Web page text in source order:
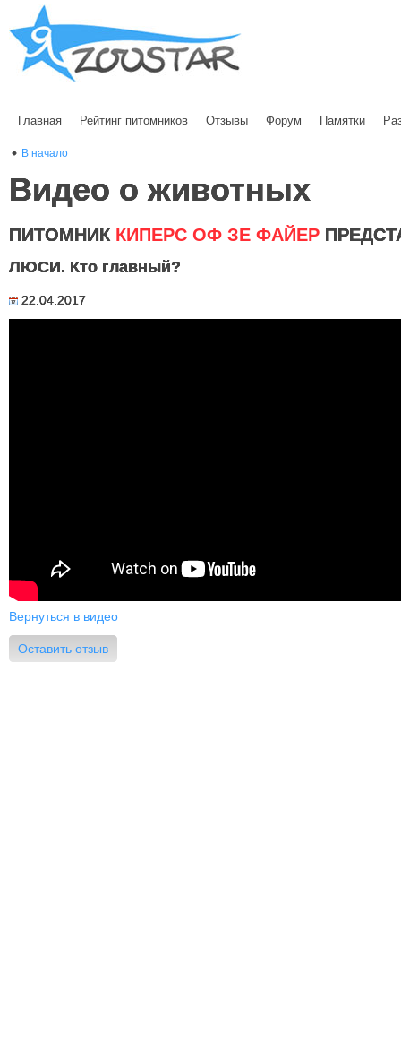
Главная Рейтинг питомников Отзывы Форум Памятки
В начало
Видео о животных
ПИТОМНИК КИПЕРС ОФ ЗЕ ФАЙЕР
ЛЮСИ. Кто главный?
22.04.2017
Вернуться в видео
Оставить отзыв